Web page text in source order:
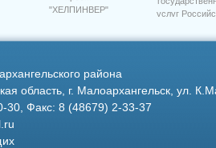
"ХЕЛПИНВЕР"
услуг
района
область, г. Малоархангельск, ул.
30, Факс: 8 (48679) 2-33-37